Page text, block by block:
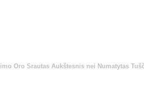
Oro Srautas Aukštesnis nei Numatytas